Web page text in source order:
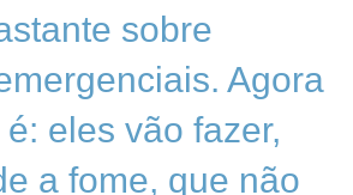
sobre
Agora
eles vão fazer,
a fome, que não